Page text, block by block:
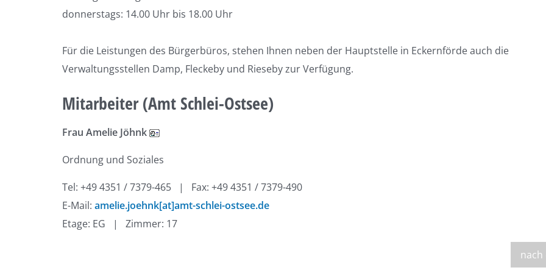
donnerstags: 14.00 Uhr bis 18.00 Uhr
Für die Leistungen des Bürgerbüros, stehen Ihnen neben der Hauptstelle in Eckernförde auch die
Verwaltungsstellen Damp, Fleckeby und Rieseby zur Verfügung.
Mitarbeiter (Amt Schlei-Ostsee)
Frau Amelie Jöhnk
Ordnung und Soziales
Tel: +49 4351 / 7379-465 | Fax: +49 4351 / 7379-490
E-Mail: amelie.joehnk[at]amt-schlei-ostsee.de
Etage: EG | Zimmer: 17
nach